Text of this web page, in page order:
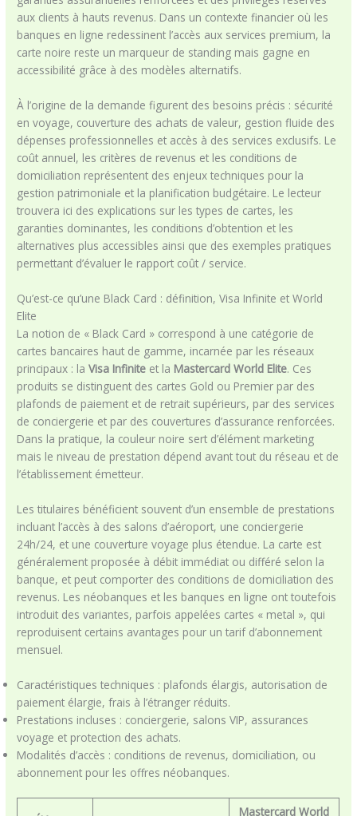
aux clients à hauts revenus. Dans un contexte financier où les
banques en ligne redessinent l’accès aux services premium, la
carte noire reste un marqueur de standing mais gagne en
accessibilité grâce à des modèles alternatifs.
À l’origine de la demande figurent des besoins précis : sécurité
en voyage, couverture des achats de valeur, gestion fluide des
dépenses professionnelles et accès à des services exclusifs. Le
coût annuel, les critères de revenus et les conditions de
domiciliation représentent des enjeux techniques pour la
gestion patrimoniale et la planification budgétaire. Le lecteur
trouvera ici des explications sur les types de cartes, les
garanties dominantes, les conditions d’obtention et les
alternatives plus accessibles ainsi que des exemples pratiques
permettant d’évaluer le rapport coût / service.
Qu’est-ce qu’une Black Card : définition, Visa Infinite et World
Elite
La notion de « Black Card » correspond à une catégorie de
cartes bancaires haut de gamme, incarnée par les réseaux
principaux : laVisa Infinite et la Mastercard World Elite. Ces
produits se distinguent des cartes Gold ou Premier par des
plafonds de paiement et de retrait supérieurs, par des services
de conciergerie et par des couvertures d’assurance renforcées.
Dans la pratique, la couleur noire sert d’élément marketing
mais le niveau de prestation dépend avant tout du réseau et de
l’établissement émetteur.
Les titulaires bénéficient souvent d’un ensemble de prestations
incluant l’accès à des salons d’aéroport, une conciergerie
24h/24, et une couverture voyage plus étendue. La carte est
généralement proposée à débit immédiat ou différé selon la
banque, et peut comporter des conditions de domiciliation des
revenus. Les néobanques et les banques en ligne ont toutefois
introduit des variantes, parfois appelées cartes « metal », qui
reproduisent certains avantages pour un tarif d’abonnement
mensuel.
Caractéristiques techniques : plafonds élargis, autorisation de
paiement élargie, frais à l’étranger réduits.
Prestations incluses : conciergerie, salons VIP, assurances
voyage et protection des achats.
Modalités d’accès : conditions de revenus, domiciliation, ou
abonnement pour les offres néobanques.
Mastercard World